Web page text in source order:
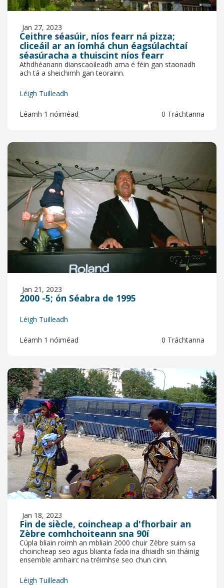
Jan 27, 2023
Ceithre séasúir, níos fearr ná pizza;
cliceáil ar an íomhá chun éagsúlachtaí
séasúracha a thuiscint níos fearr
Athdhéanann dianscaoileadh ama é féin gan staonadh
ach tá a sheichimh gan teorainn.
Léigh Tuilleadh
Léamh 1 nóiméad 0 Tráchtanna
Jan 21, 2023
2000 -5; ón Séabra de 1995
Léigh Tuilleadh
Léamh 1 nóiméad 0 Tráchtanna
Jan 18, 2023
Fin de siècle, coincheap a d'fhorbair an
Zèbre comhchoiteann sna 90í
Cúpla bliain roimh an mbliain 2000 chuir Zèbre suim sa
choincheap seo agus blianta fada ina dhiaidh sin tháinig
ensemble amhairc na tréimhse seo chun cinn.
Léigh Tuilleadh